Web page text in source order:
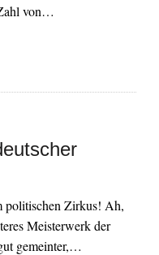
von…
politischen Zirkus! Ah,
Meisterwerk der
gemeinter,…